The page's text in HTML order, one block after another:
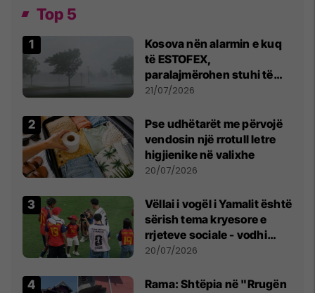
Top 5
Kosova nën alarmin e kuq
të ESTOFEX,
paralajmërohen stuhi të
fuqishme me breshër dhe
21/07/2026
Pse udhëtarët me përvojë
vendosin një rrotull letre
higjienike në valixhe
20/07/2026
Vëllai i vogël i Yamalit është
sërish tema kryesore e
rrjeteve sociale - vodhi
vëmendjen pas finales së
20/07/2026
Rama: Shtëpia në "Rrugën